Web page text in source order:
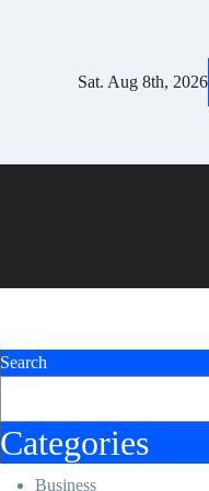
Sat. Aug 8th, 2026
Search
Categories
Business